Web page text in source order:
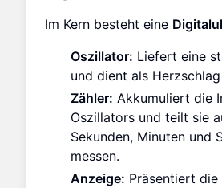
Im Kern besteht eine
Oszillator: Liefert eine
und dient als
Zähler: Akkumuliert die
Oszillators und teilt sie
Sekunden, Minuten und
messen.
Anzeige: Präsentiert